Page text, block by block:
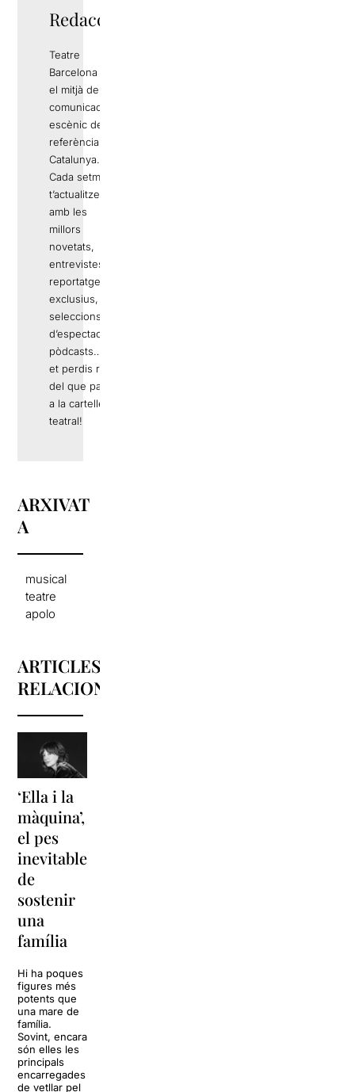
Redacció
Teatre
Barcelona és
el mitjà de
comunicació
escènic de
referència a
Catalunya.
Cada setmana
t’actualitzem
amb les
millors
novetats,
entrevistes,
reportatges
exclusius,
seleccions
d’espectacles,
pòdcasts… No
et perdis res
del que passa
a la cartellera
teatral!
ARXIVAT
A
musical
teatre
apolo
ARTICLES
RELACIONATS
‘Ella i la
màquina’,
el pes
inevitable
de
sostenir
una
família
Hi ha poques
figures més
potents que
una mare de
família.
Sovint, encara
són elles les
principals
encarregades
de vetllar pel